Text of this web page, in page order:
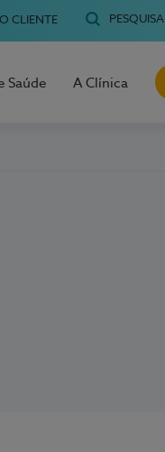
CLIENTE PESQUISA
Saúde A Clínica